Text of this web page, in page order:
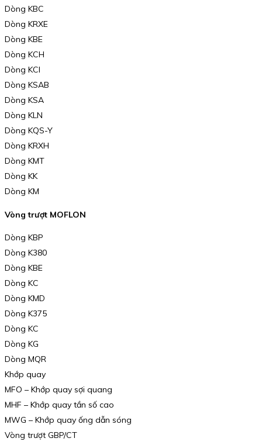
Dòng KBC
Dòng KRXE
Dòng KBE
Dòng KCH
Dòng KCI
Dòng KSAB
Dòng KSA
Dòng KLN
Dòng KQS-Y
Dòng KRXH
Dòng KMT
Dòng KK
Dòng KM
Vòng trượt MOFLON
Dòng KBP
Dòng K380
Dòng KBE
Dòng KC
Dòng KMD
Dòng K375
Dòng KC
Dòng KG
Dòng MQR
Khớp quay
MFO – Khớp quay sợi quang
MHF – Khớp quay tần số cao
MWG – Khớp quay ống dẫn sóng
Vòng trượt GBP/CT